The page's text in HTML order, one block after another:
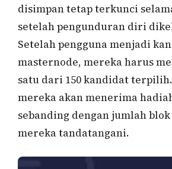
disimpan tetap terkunci
setelah pengunduran diri
Setelah pengguna menjadi
masternode, mereka harus
satu dari 150 kandidat
mereka akan menerima
sebanding dengan jumlah
mereka tandatangani.